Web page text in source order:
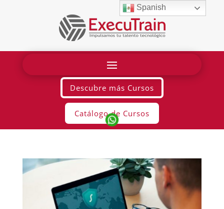
Descubre más Cursos
Catálogo de Cursos
Spanish